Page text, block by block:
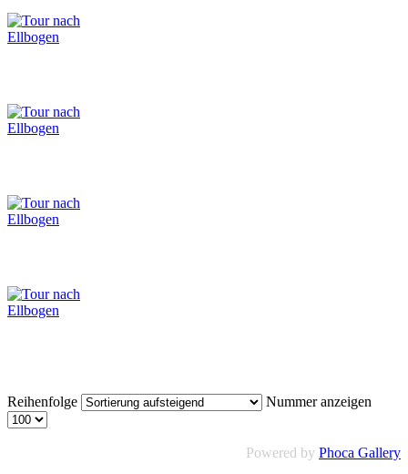
Reihenfolge Nummer anzeigen
Powered by Phoca Gallery